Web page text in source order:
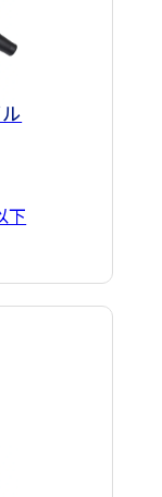
下